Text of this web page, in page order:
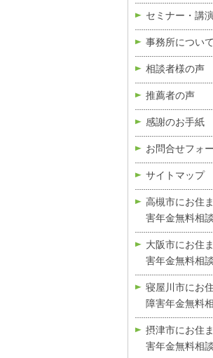
セミナー・講
事務所について
相談者様の声
推薦者の声
感謝のお手紙
お問合せフォ
サイトマップ
高槻市にお住
害年金無料相
大阪市にお住
害年金無料相
寝屋川市にお
障害年金無料
摂津市にお住
害年金無料相